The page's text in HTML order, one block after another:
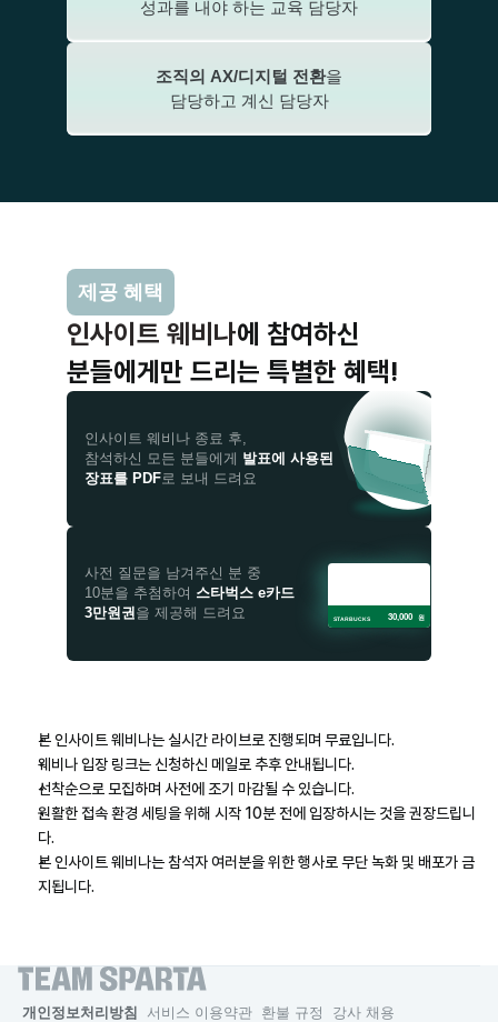
성과를 내야 하는 교육 담당자
조직의 AX/디지털 전환을
담당하고 계신 담당자
제공 혜택
인사이트 웨비나에 참여하신
분들에게만 드리는 특별한 혜택!
인사이트 웨비나 종료 후,
참석하신 모든 분들에게 발표에 사용된
장표를 PDF로 보내 드려요
사전 질문을 남겨주신 분 중
10분을 추첨하여 스타벅스 e카드
3만원권을 제공해 드려요 30,000
STARBUCKS 원
본 인사이트 웨비나는 실시간 라이브로 진행되며 무료입니다.
웨비나 입장 링크는 신청하신 메일로 추후 안내됩니다.
선착순으로 모집하며 사전에 조기 마감될 수 있습니다.
원활한 접속 환경 세팅을 위해 시작 10분 전에 입장하시는 것을 권장드립니
다.
본 인사이트 웨비나는 참석자 여러분을 위한 행사로 무단 녹화 및 배포가 금
지됩니다.
개인정보처리방침 서비스 이용약관 환불 규정 강사 채용